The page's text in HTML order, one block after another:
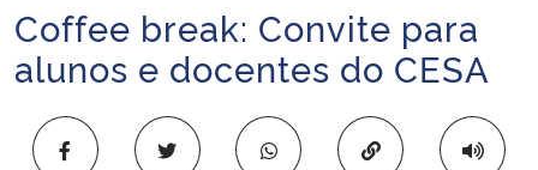
Ministério da Infraestrutura
Início do conteúdo
Coffee break: Convite para
alunos e docentes do CESA
Copiar para área